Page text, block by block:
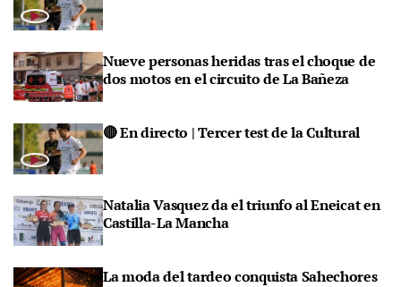
Nueve personas heridas tras el choque de
dos motos en el circuito de La Bañeza
🔴 En directo | Tercer test de la Cultural
Natalia Vasquez da el triunfo al Eneicat en
Castilla-La Mancha
La moda del tardeo conquista Sahechores